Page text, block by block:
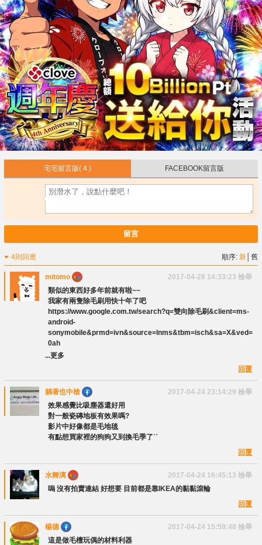
宅宅留言版( 4 ) FACEBOOK留言版
留言
4則回應 順序:新 │舊
mitomo 2017-04-28 14:33:23 檢舉
類似的東西好多年前就有啦~~
我家有兩隻除毛刷用快十年了吧
https://www.google.com.tw/search?q=雙向除毛刷&client=ms-
android-
sonymobile&prmd=ivn&source=lnms&tbm=isch&sa=X&ved=
0ah
...更多
回覆
躺著也中槍 2017-04-24 23:14:29 檢舉
效果感覺比吸塵器還好用
對一般瓷磚地板有效果嗎?
影片中好像都是毛地毯
有點想買家裡的狗狗又到換毛季了ˊˋ
回覆
水舞漓 2017-04-24 16:45:13 檢舉
嗚 沒有拍賣連結 好想要 目前都是靠IKEA的黏黏滾輪
回覆
楊德 2017-04-24 15:59:48 檢舉
這是做毛檀玩偶的材料利器